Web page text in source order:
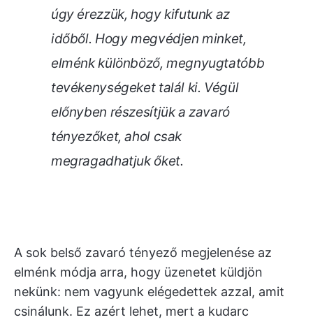
úgy érezzük, hogy kifutunk az
időből. Hogy megvédjen minket,
elménk különböző, megnyugtatóbb
tevékenységeket talál ki. Végül
előnyben részesítjük a zavaró
tényezőket, ahol csak
megragadhatjuk őket.
A sok belső zavaró tényező megjelenése az
elménk módja arra, hogy üzenetet küldjön
nekünk: nem vagyunk elégedettek azzal, amit
csinálunk. Ez azért lehet, mert a kudarc